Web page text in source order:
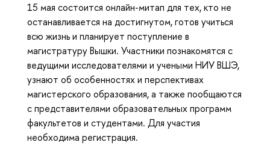
15 мая состоится онлайн-митап для тех, кто не
останавливается на достигнутом, готов учиться
всю жизнь и планирует поступление в
магистратуру Вышки. Участники познакомятся с
ведущими исследователями и учеными НИУ ВШЭ,
узнают об особенностях и перспективах
магистерского образования, а также пообщаются
с представителями образовательных программ
факультетов и студентами. Для участия
необходима регистрация.